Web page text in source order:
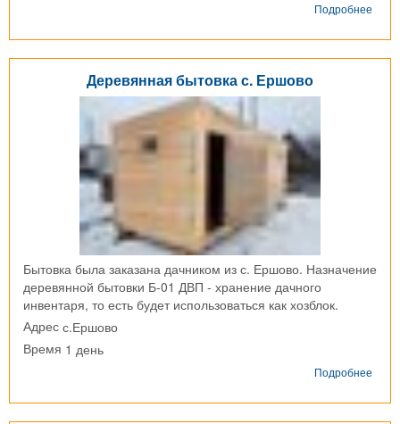
Подробнее
Деревянная бытовка с. Ершово
Бытовка была заказана дачником из с. Ершово. Назначение
деревянной бытовки Б-01 ДВП - хранение дачного
инвентаря, то есть будет использоваться как хозблок.
Адрес с.Ершово
Время 1 день
Подробнее